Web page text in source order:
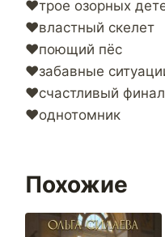
♥трое озорных
♥властный скелет
♥поющий пёс
♥забавные
♥счастливый финал
♥однотомник
Похожие